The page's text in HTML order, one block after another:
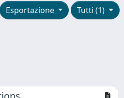
Tutti (1)
Esportazione